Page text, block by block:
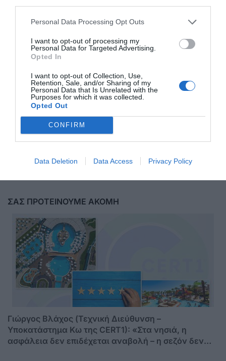
Personal Data Processing Opt Outs
I want to opt-out of processing my
Personal Data for Targeted Advertising.
Opted In
I want to opt-out of Collection, Use,
Retention, Sale, and/or Sharing of my
Personal Data that Is Unrelated with the
Purposes for which it was collected.
Opted Out
CONFIRM
Data Deletion Data Access Privacy Policy
Αποστολή
ΣΑΣ ΠΡΟΤΕΙΝΟΥΜΕ ΑΚΟΜΗ
Γιώργος Βλάχος (Τεχνική Διεύθυνση –
Υποκατάστημα Κω της CERT1): «Στα νησιά, η
ασφάλεια δεν επιδέχεται αναβολή – η σεζόν δεν